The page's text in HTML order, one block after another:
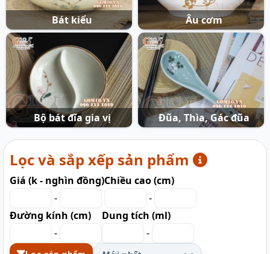
Bát kiểu Âu cơm
Bộ bát đĩa gia vị Đũa, Thìa, Gác đũa
Lọc và sắp xếp sản phẩm
Giá (k - nghìn đồng)
-
Chiều cao (cm)
-
Đường kính (cm)
-
Dung tích (ml)
-